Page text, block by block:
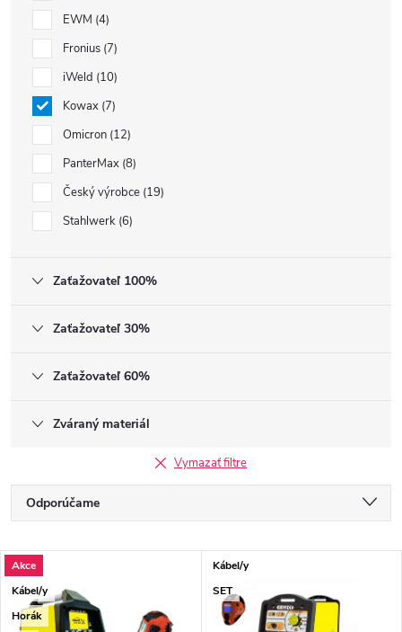
EWM 4
Fronius 7
iWeld 10
Kowax 7
Omicron 12
PanterMax 8
Český výrobce 19
Stahlwerk 6
Zaťažovateľ 100%
Zaťažovateľ 30%
Zaťažovateľ 60%
Zváraný materiál
Vymazať filtre
Radenie produktov
Odporúčame
Najdrahšie
Najpredávanejšie
Výpis produktov
Akce
Kábel/y
Horák
Kábel/y
SET